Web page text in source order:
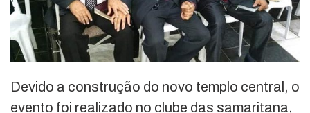
Devido a construção do novo templo central, o
evento foi realizado no clube das samaritana,